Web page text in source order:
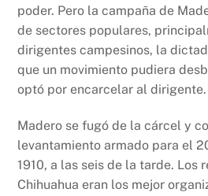
poder. Pero la campaña de
de sectores populares,
dirigentes campesinos, la
que un movimiento pudiera
optó por encarcelar al dirigente.
Madero se fugó de la cárcel y
levantamiento armado para el
1910, a las seis de la tarde. Los
Chihuahua eran los mejor